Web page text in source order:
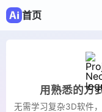
首页
用熟悉的方
无需学习复杂3D软件